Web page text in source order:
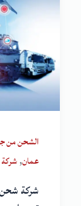
الشحن من
عمان,
شركة